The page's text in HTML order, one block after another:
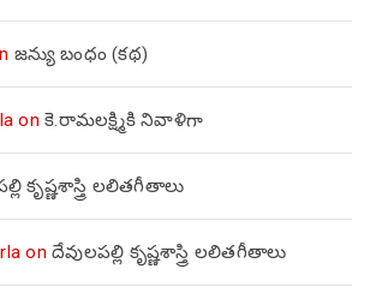
జన్యు బంధం (కథ)
on కె.రామలక్ష్మికి నివాళిగా
కృష్ణశాస్త్రి లలితగీతాలు
on దేవులపల్లి కృష్ణశాస్త్రి లలితగీతాలు